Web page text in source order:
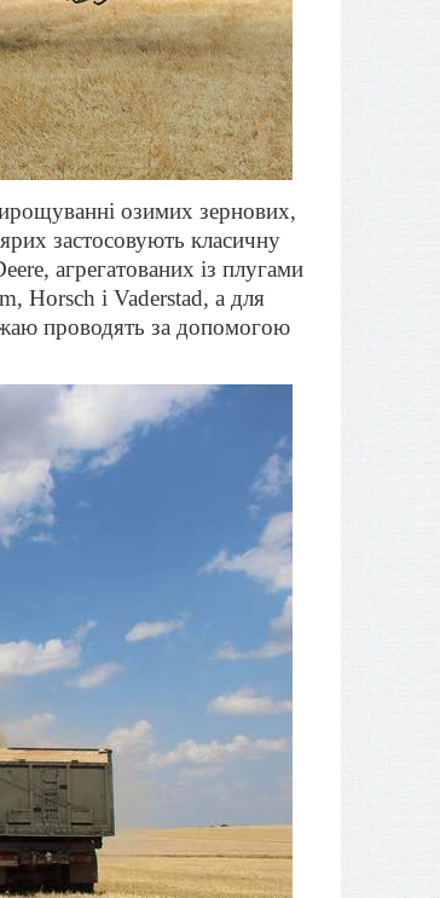
озимих зернових,
застосовують класичну
агрегатованих із плугами
Horsch i Vaderstad, а для
проводять за допомогою